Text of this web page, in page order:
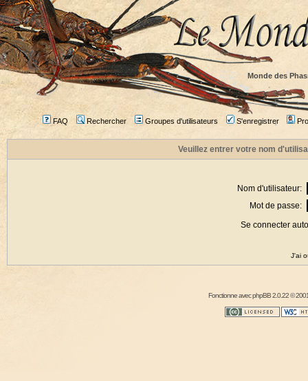
Monde des
FAQ Rechercher Groupes d'utilisateurs S'enregistrer
Veuillez entrer votre nom
Nom d'utilisateur:
Mot de passe:
Se connecter
J'ai
Fonctionne avecphpBB2.0.22 ©